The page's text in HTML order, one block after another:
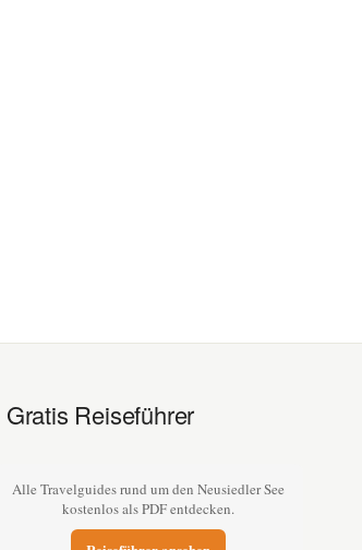
Gratis Reiseführer
Alle Travelguides rund um den Neusiedler See
kostenlos als PDF entdecken.